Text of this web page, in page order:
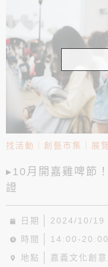
找活動 創藝市集 展
▸10月開嘉雞啤節
證
日期
2024/10/19
時間
14:00-20:00
地點
嘉義文化創